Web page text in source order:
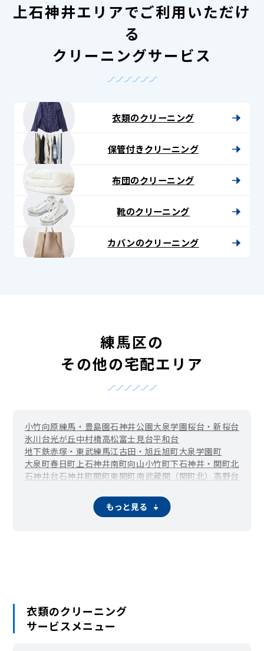
上石神井エリアでご利用いただけ
る
クリーニングサービス
衣類のクリーニング
保管付きクリーニング
布団のクリーニング
靴のクリーニング
カバンのクリーニング
練馬区の
その他の宅配エリア
小竹向原練馬・豊島園石神井公園大泉学園桜台・新桜台
氷川台光が丘中村橋高松富士見台平和台
地下鉄赤塚・東武練馬江古田・旭丘旭町大泉学園町
大泉町春日町 上石神井南町向山小竹町下石神井・関町北
石神井台石神井町関町東関町南武蔵関（関町北） 高野台
西大泉町錦貫井羽沢早宮
谷原
もっと見る
衣類のクリーニング
サービスメニュー